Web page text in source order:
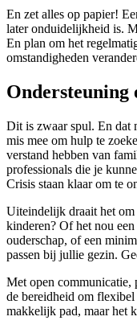
En zet alles op papier!
later onduidelijkheid is.
En plan om het
omstandigheden
Ondersteuning
Dit is zwaar spul. En dat
mis mee om hulp te
verstand hebben van
professionals die je
Crisis staan klaar om te
Uiteindelijk draait het
kinderen? Of het nou
ouderschap, of een
passen bij jullie gezin.
Met open communicatie,
de bereidheid om
makkelijk pad, maar het